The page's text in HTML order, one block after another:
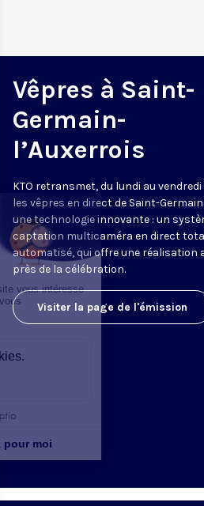
Vêpres à Saint-
Germain-
l’Auxerrois
KTO retransmet, du lundi au vendredi
les vêpres en direct de Saint-
une technologie innovante : un
captation multicaméra en direct
automatisé, qui offre une réalisation
près de la célébration.
Visiter la page de l'émission